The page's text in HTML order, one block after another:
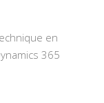
en
365